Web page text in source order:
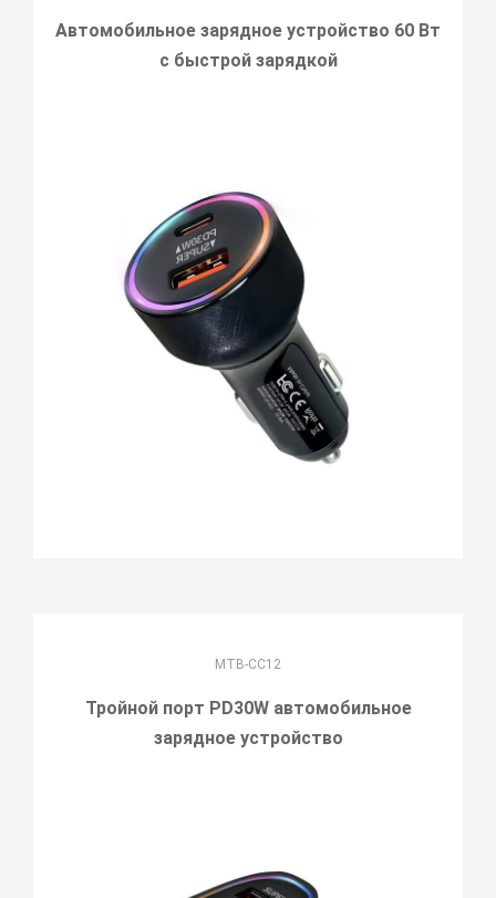
Автомобильное зарядное устройство 60 Вт
с быстрой зарядкой
MTB-CC12
Тройной порт PD30W автомобильное
зарядное устройство